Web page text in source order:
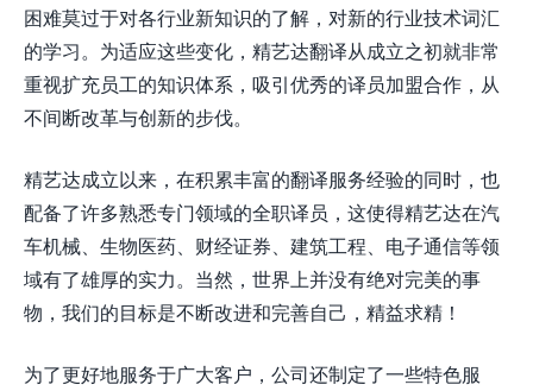
困难莫过于对各行业新知识的了解，对新的行业技术词汇
的学习。为适应这些变化，精艺达翻译从成立之初就非常
重视扩充员工的知识体系，吸引优秀的译员加盟合作，从
不间断改革与创新的步伐。
精艺达成立以来，在积累丰富的翻译服务经验的同时，也
配备了许多熟悉专门领域的全职译员，这使得精艺达在汽
车机械、生物医药、财经证券、建筑工程、电子通信等领
域有了雄厚的实力。当然，世界上并没有绝对完美的事
物，我们的目标是不断改进和完善自己，精益求精！
为了更好地服务于广大客户，公司还制定了一些特色服